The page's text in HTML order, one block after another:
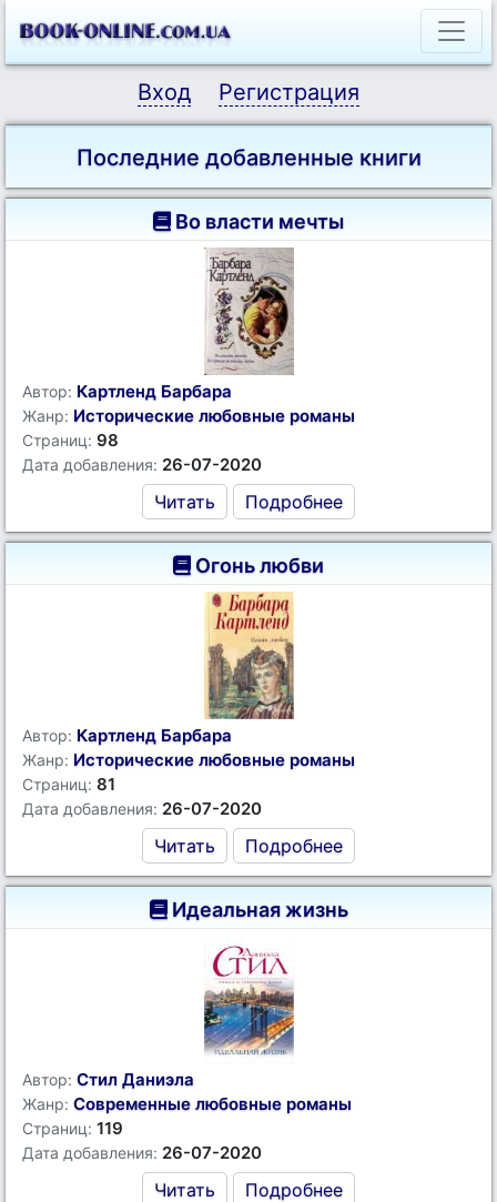
Вход Регистрация
Последние добавленные книги
Во власти мечты
Автор: Картленд Барбара
Жанр: Исторические любовные романы
Страниц: 98
Дата добавления: 26-07-2020
Читать Подробнее
Огонь любви
Автор: Картленд Барбара
Жанр: Исторические любовные романы
Страниц: 81
Дата добавления: 26-07-2020
Читать Подробнее
Идеальная жизнь
Автор: Стил Даниэла
Жанр: Современные любовные романы
Страниц: 119
Дата добавления: 26-07-2020
Читать Подробнее